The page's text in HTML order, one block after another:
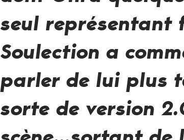
seul représentant
Soulection a
parler de lui plus
sorte de version